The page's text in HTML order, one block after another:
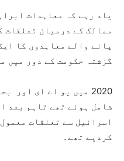
یاد رہے کہ معاہدات
ممالک کے درمیان تعلقات
پانے والے معاہدوں کا
گزشتہ حکومت کے دور میں
2020 میں یو اے ای
شامل ہوئے تھے تاہم بعد
اسرائیل سے تعلقات
کردیے تھے۔